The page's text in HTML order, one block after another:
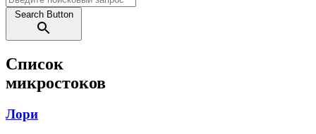
Search Button
Список
микростоков
Лори